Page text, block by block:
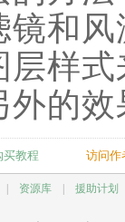
和
层样
外的效
买教程 访问作
资源库 援助计划